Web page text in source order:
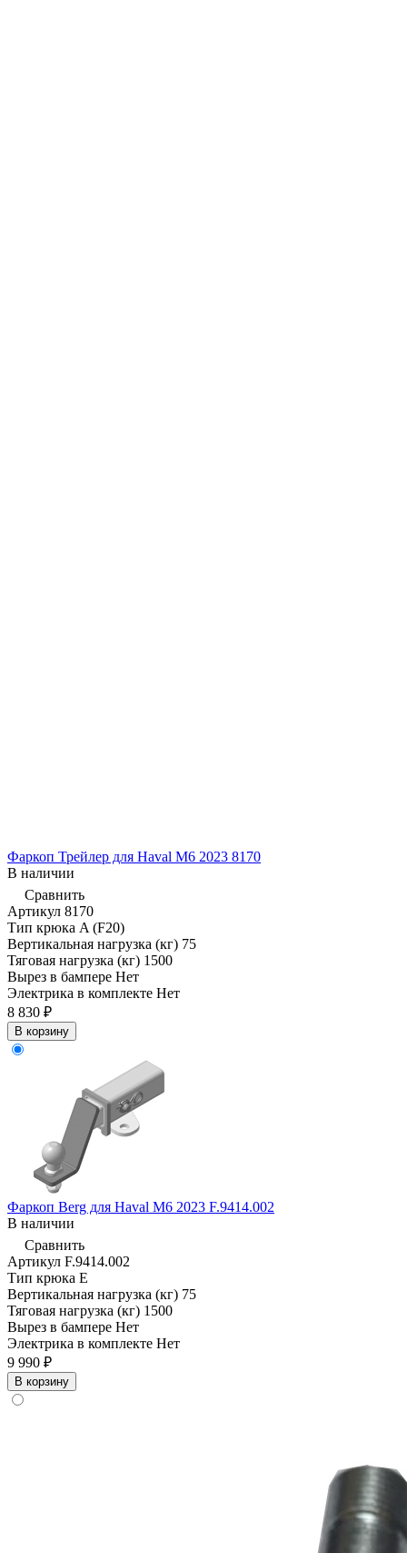
Фаркоп Трейлер для Haval M6 2023 8170
В наличии
Сравнить
Артикул 8170
Тип крюка A (F20)
Вертикальная нагрузка (кг) 75
Тяговая нагрузка (кг) 1500
Вырез в бампере Нет
Электрика в комплекте Нет
8 830 ₽
В корзину
Фаркоп Berg для Haval M6 2023 F.9414.002
В наличии
Сравнить
Артикул F.9414.002
Тип крюка E
Вертикальная нагрузка (кг) 75
Тяговая нагрузка (кг) 1500
Вырез в бампере Нет
Электрика в комплекте Нет
9 990 ₽
В корзину